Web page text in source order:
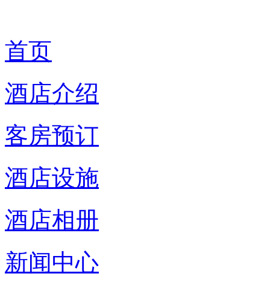
首页
酒店介绍
客房预订
酒店设施
酒店相册
新闻中心